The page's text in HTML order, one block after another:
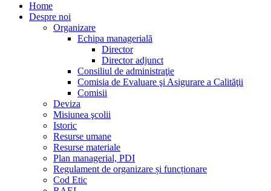
Home
Despre noi
Organizare
Echipa managerială
Director
Director adjunct
Consiliul de administraţie
Comisia de Evaluare şi Asigurare a Calităţii
Comisii
Deviza
Misiunea şcolii
Istoric
Resurse umane
Resurse materiale
Plan managerial, PDI
Regulament de organizare și funcționare
Cod Etic